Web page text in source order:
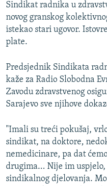
SVE KARTE DEJTONA
NASTANAK I RASPAD JUGOSLAVIJE
Sindikat radnika u
novog granskog
istekao stari ugovor.
plate.
Predsjednik Sindikata
kaže za Radio Slobodna
Zavodu zdravstvenog
Sarajevo sve njihove
"Imali su treći pokušaj,
sindikat, na doktore,
nemedicinare, pa dat
drugima... Nije im
sindikalnog djelovanja.